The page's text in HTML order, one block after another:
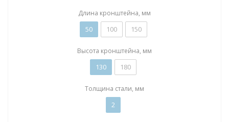
Длина кронштейна, мм
50 100 150
Высота кронштейна, мм
130 180
Толщина стали, мм
2